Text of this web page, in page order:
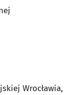
Wrocławia,